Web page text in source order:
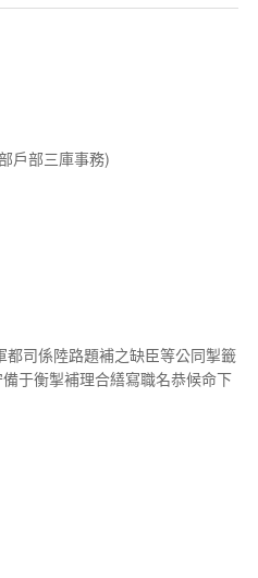
戶部三庫事務)
司係陸路題補之缺臣等公同掣籤
于衡掣補理合繕寫職名恭候命下